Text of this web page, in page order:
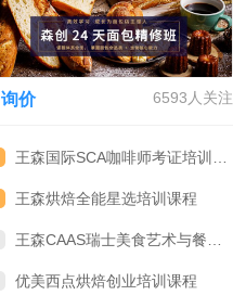
询价 6593人关注
王森国际SCA咖啡师考证培训课程
王森烘焙全能星选培训课程
王森CAAS瑞士美食艺术与餐饮管理专业留学
优美西点烘焙创业培训课程